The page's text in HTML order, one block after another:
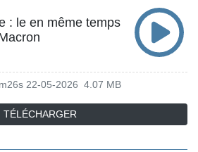
: le en même temps
22-05-2026 4.07 MB
TÉLÉCHARGER